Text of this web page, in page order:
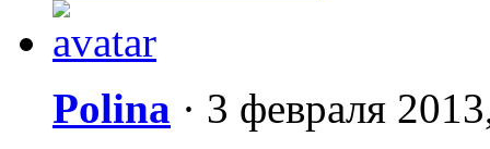
Polina · 3 февраля